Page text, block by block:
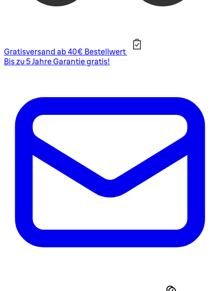
Gratisversand ab 40€ Bestellwert
Bis zu 5 Jahre Garantie gratis!